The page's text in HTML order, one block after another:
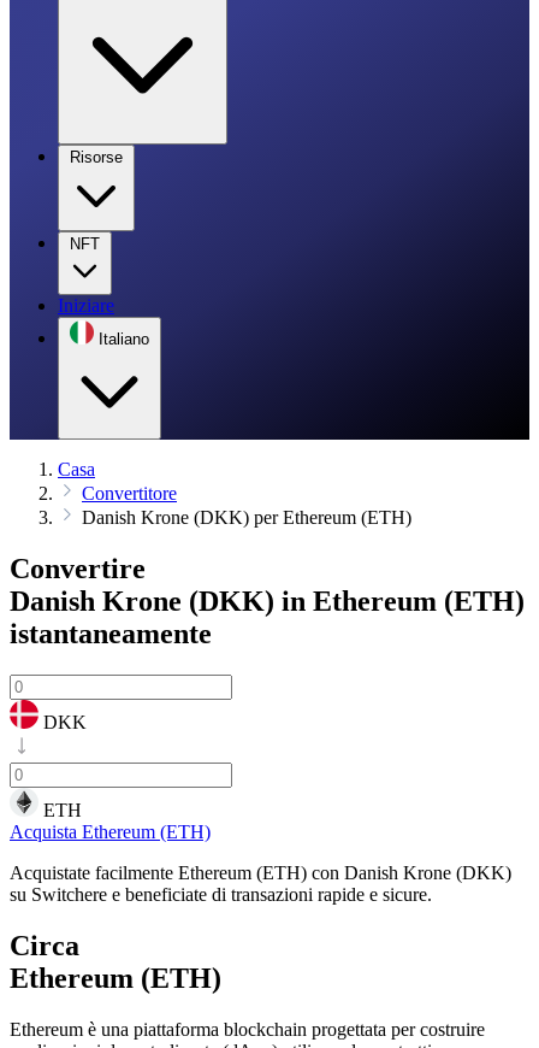
Risorse
NFT
Iniziare
Italiano
Casa
Convertitore
Danish Krone (DKK) per Ethereum (ETH)
Convertire
Danish Krone (DKK) in Ethereum (ETH)
istantaneamente
DKK
ETH
Acquista Ethereum (ETH)
Acquistate facilmente Ethereum (ETH) con Danish Krone (DKK)
su Switchere e beneficiate di transazioni rapide e sicure.
Circa
Ethereum (ETH)
Ethereum è una piattaforma blockchain progettata per costruire